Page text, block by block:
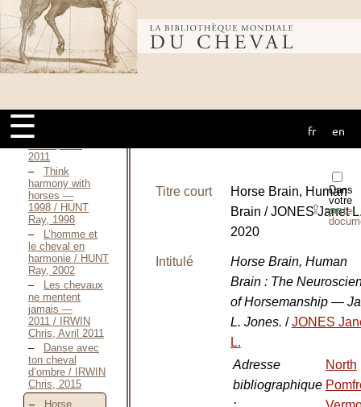
Bibliothèque
mondiale du
cheval
☰ fr en
Klaus
Ferdinand,
Octobre 2013
Comportement
et
Cavaliers / HEQUET
2011
Think
harmony with
horses —
1998 / HUNT
Ray, 1998
L’homme et
le cheval en
harmonie / HUNT
Ray, 2002
Les chevaux
ne mentent
jamais —
2011 / IRWIN
Chris, Avril 2011
Danse avec
ton cheval
d’ombre / IRWIN
Chris, 2015
Horse
Dans
votre
porte-
⇪PDF
Titre court
Horse Brain, Human
Brain / JONES Janet
2020
Intitulé
Horse Brain, Human
Brain : The
of Horsemanship —
L. Jones. /JONES
L.
Adresse
bibliographique
North